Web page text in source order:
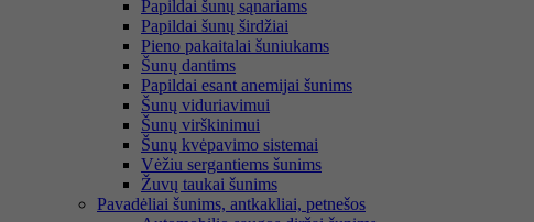
Papildai šunų sąnariams
Papildai šunų širdžiai
Pieno pakaitalai šuniukams
Šunų dantims
Papildai esant anemijai šunims
Šunų viduriavimui
Šunų virškinimui
Šunų kvėpavimo sistemai
Vėžiu sergantiems šunims
Žuvų taukai šunims
Pavadėliai šunims, antkakliai, petnešos